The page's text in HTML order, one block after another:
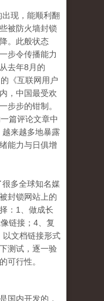
现，能顺利翻
被防火墙封锁
。此般状态
步令传播能力
去年8月的
《互联网用户
，中国最受欢
步步的钳制。
篇评论文章中
越来越多地暴露
能力与日俱增
多全球知名媒
封锁网站上的
：1、做成长
链接；4、复
以文档链接形式
测试，逐一验
可行性。
国内开发的，